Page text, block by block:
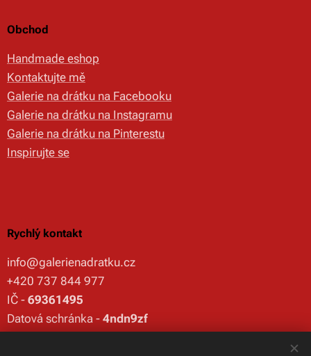
Obchod
Handmade eshop
Kontaktujte mě
Galerie na drátku na Facebooku
Galerie na drátku na Instagramu
Galerie na drátku na Pinterestu
Inspirujte se
Rychlý kontakt
info@galerienadratku.cz
+420 737 844 977
IČ - 69361495
Datová schránka - 4ndn9zf